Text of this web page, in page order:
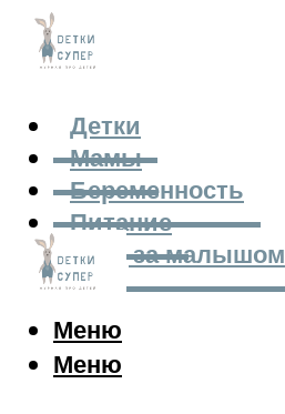
Детки
Мамы
Беременность
Питание
Уход за малышом
Меню
Меню